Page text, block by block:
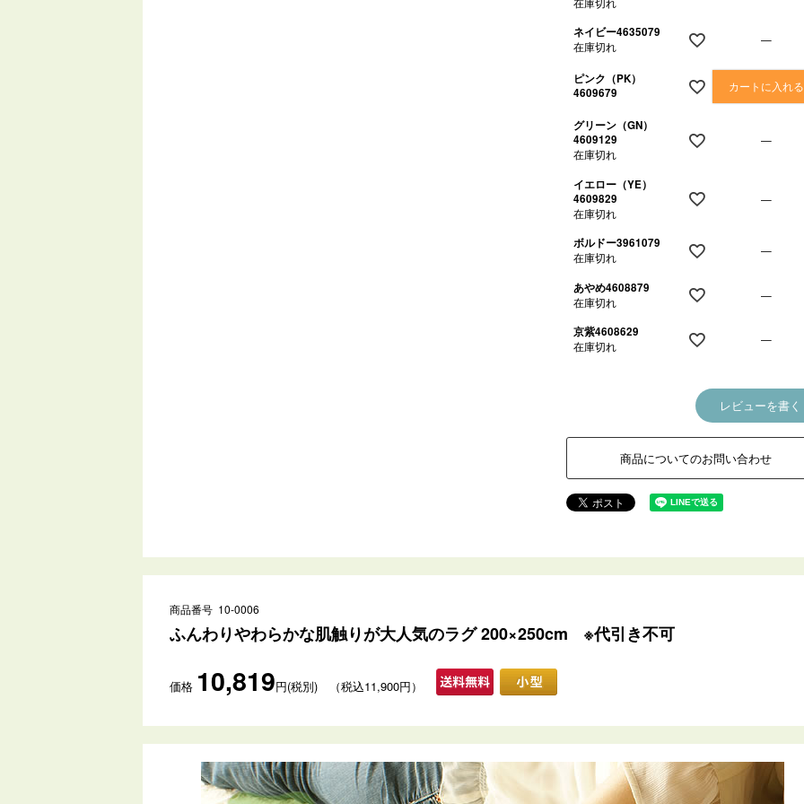
ネイビー4635079
在庫切れ
—
ピンク（PK）
4609679
カートに入れる
グリーン（GN）
4609129
在庫切れ
—
イエロー（YE）
4609829
在庫切れ
—
ボルドー3961079
在庫切れ
—
あやめ4608879
在庫切れ
—
京紫4608629
在庫切れ
—
レビューを書く
商品についてのお問い合わせ
商品番号 10-0006
ふんわりやわらかな肌触りが大人気のラグ 200×250cm ※代引き不可
価格 10,819円(税別) （税込11,900円）